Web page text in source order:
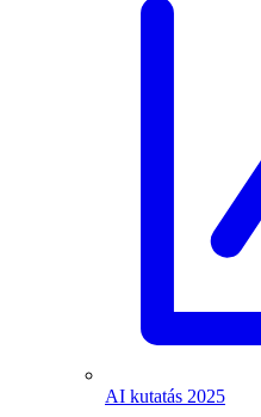
AI kutatás 2025